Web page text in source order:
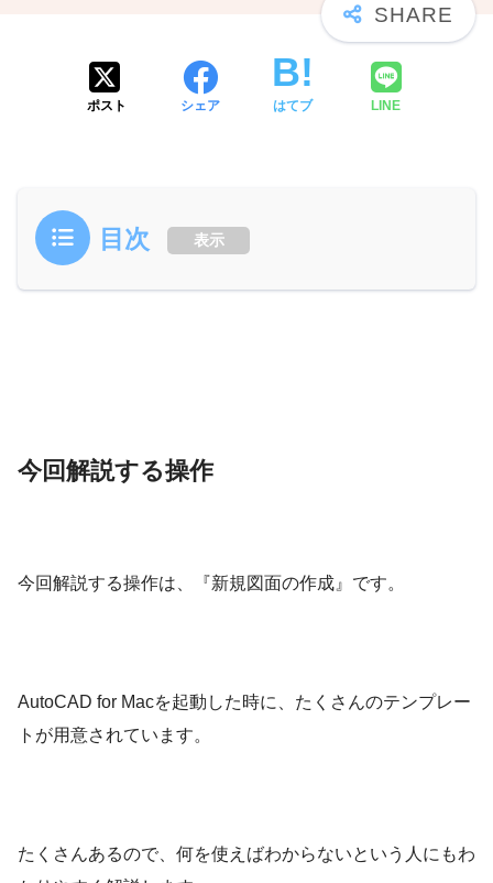
ポスト シェア はてブ LINE
目次 表示
今回解説する操作
今回解説する操作は、『新規図面の作成』です。
AutoCAD for Macを起動した時に、たくさんのテンプレー
トが用意されています。
たくさんあるので、何を使えばわからないという人にもわ